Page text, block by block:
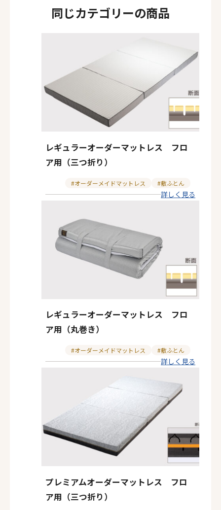
同じカテゴリーの商品
レギュラーオーダーマットレス フロ
ア用（三つ折り）
テ
オーダーメイドマットレス 敷ふとん
詳しく見る
レギュラーオーダーマットレス フロ
ア用（丸巻き）
テ
オーダーメイドマットレス 敷ふとん
詳しく見る
プレミアムオーダーマットレス フロ
ア用（三つ折り）